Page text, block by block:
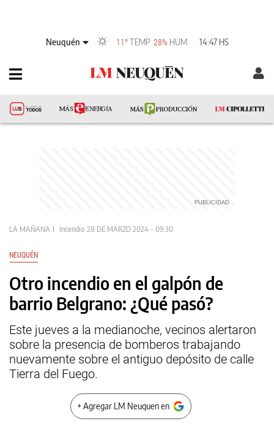
Neuquén 11° TEMP 28% HUM 14:47 HS
LA MAÑANA Incendio 28 DE MARZO 2024 - 09:30
NEUQUÉN
Otro incendio en el galpón de
barrio Belgrano: ¿Qué pasó?
Este jueves a la medianoche, vecinos alertaron
sobre la presencia de bomberos trabajando
nuevamente sobre el antiguo depósito de calle
Tierra del Fuego.
+ Agregar LM Neuquen en